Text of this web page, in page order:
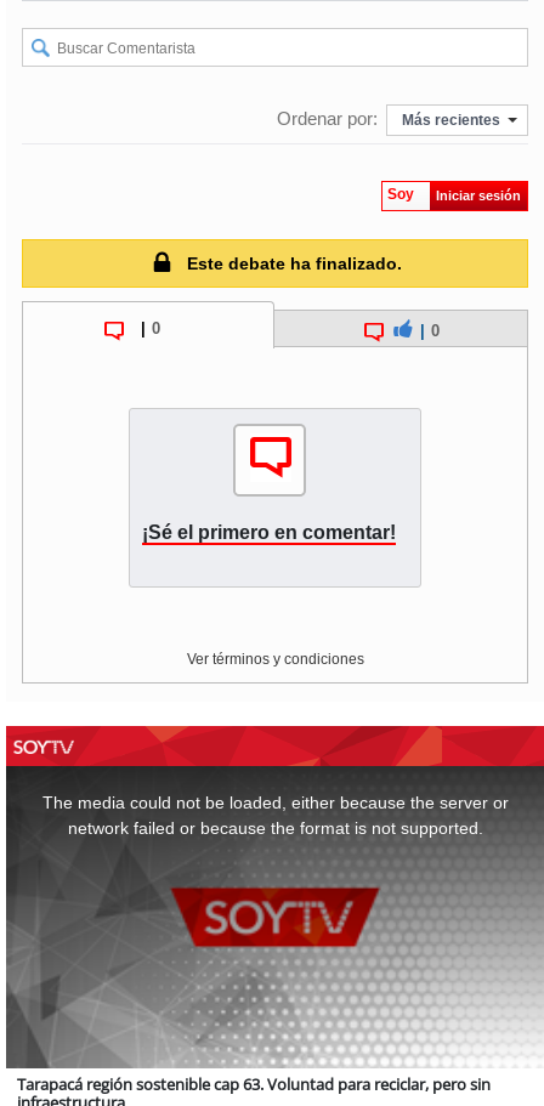
Ordenar por: Más recientes
Soy Iniciar sesión
Este debate ha finalizado.
0 0
¡Sé el primero en comentar!
Ver términos y condiciones
The media could not be loaded, either because the server or
network failed or because the format is not supported.
Tarapacá región sostenible cap 63. Voluntad para reciclar, pero sin